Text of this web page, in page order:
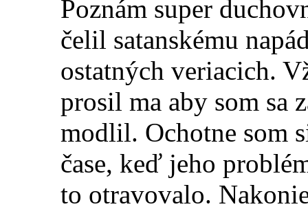
Poznám super
čelil satanskému
ostatných veriacich.
prosil ma aby som sa
modlil. Ochotne som
čase, keď jeho
to otravovalo.